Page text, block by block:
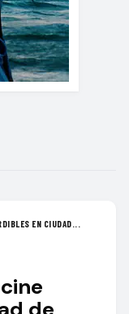
EN CIUDAD...